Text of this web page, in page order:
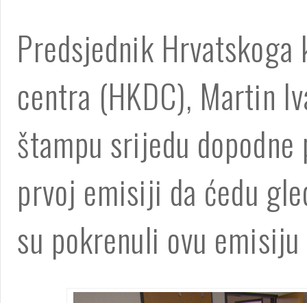
Predsjednik
centra (HKDC), Martin
štampu srijedu
prvoj emisiji da ćedu
su pokrenuli ovu